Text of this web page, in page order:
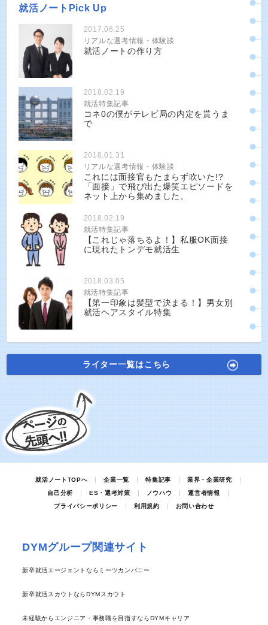
就活ノートPick Up
2017.06.25
リアルな選考情報・体験談
就活ノートの作り方
2018.02.19
就活特集記事
コネ0の僕がテレビ局の内定を貰うま
で
2018.01.31
リアルな選考情報・体験談
これには面接官もたまらず吹いた!?
「面接」で飛び出た爆笑エピソードを
ネット上から集めました。
2018.02.19
就活特集記事
【これじゃ落ちるよ！】私服OK面接
に現れたトンデモ就活生
2018.03.05
就活特集記事
【第一印象は髪型で決まる！】男女別
就活ヘアスタイル特集
ライター一覧はこちら
就活ノートTOPへ 企業一覧 特集記事
業界・企業研究
自己分析
ES・選考対策 ノウハウ
運営者情報
プライバシーポリシー
利用規約 お問い合わせ
DYMグループ関連サイト
新卒就活エージェントならミーツカンパニー
新卒就活スカウトならDYMスカウト
未経験からエンジニア・事務職を目指すならDYMキャリア